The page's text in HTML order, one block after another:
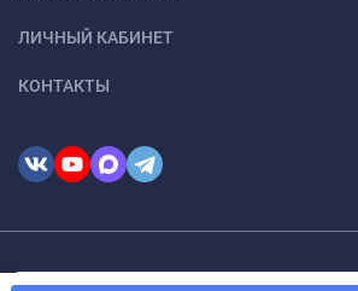
ЛИЧНЫЙ КАБИНЕТ
КОНТАКТЫ